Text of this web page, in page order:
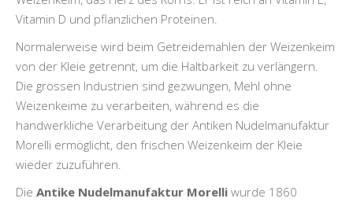
Vitamin D und pflanzlichen Proteinen.
Normalerweise wird beim Getreidemahlen der Weizenkeim
von der Kleie getrennt, um die Haltbarkeit zu verlängern.
Die grossen Industrien sind gezwungen, Mehl ohne
Weizenkeime zu verarbeiten, während es die
handwerkliche Verarbeitung der Antiken Nudelmanufaktur
Morelli ermöglicht, den frischen Weizenkeim der Kleie
wieder zuzuführen.
Die Antike Nudelmanufaktur Morelli wurde 1860